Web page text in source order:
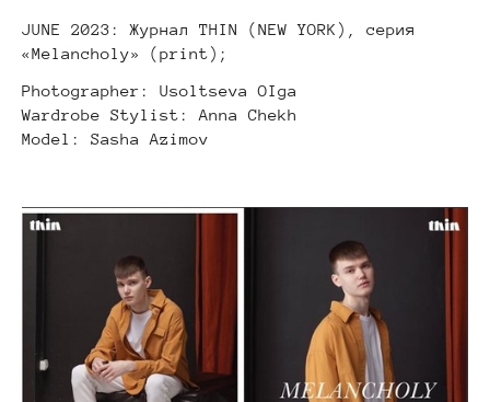
JUNE 2023: Журнал THIN (NEW YORK), серия
«Melancholy» (print);
Photographer: Usoltseva OIga
Wardrobe Stylist: Anna Chekh
Model: Sasha Azimov